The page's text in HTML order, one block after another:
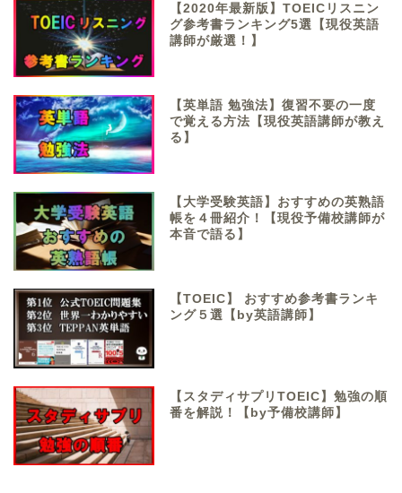
【2020年最新版】TOEICリスニン
グ参考書ランキング5選【現役英語
講師が厳選！】
【英単語 勉強法】復習不要の一度
で覚える方法【現役英語講師が教え
る】
【大学受験英語】おすすめの英熟語
帳を４冊紹介！【現役予備校講師が
本音で語る】
【TOEIC】 おすすめ参考書ランキ
ング５選【by英語講師】
【スタディサプリTOEIC】勉強の順
番を解説！【by予備校講師】